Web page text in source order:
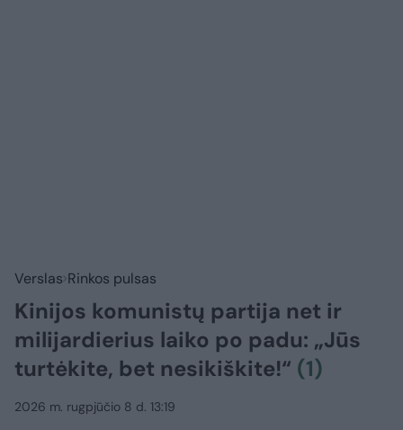
Verslas Rinkos pulsas
Kinijos komunistų partija net ir
milijardierius laiko po padu: „Jūs
turtėkite, bet nesikiškite!“ (1)
2026 m. rugpjūčio 8 d. 13:19